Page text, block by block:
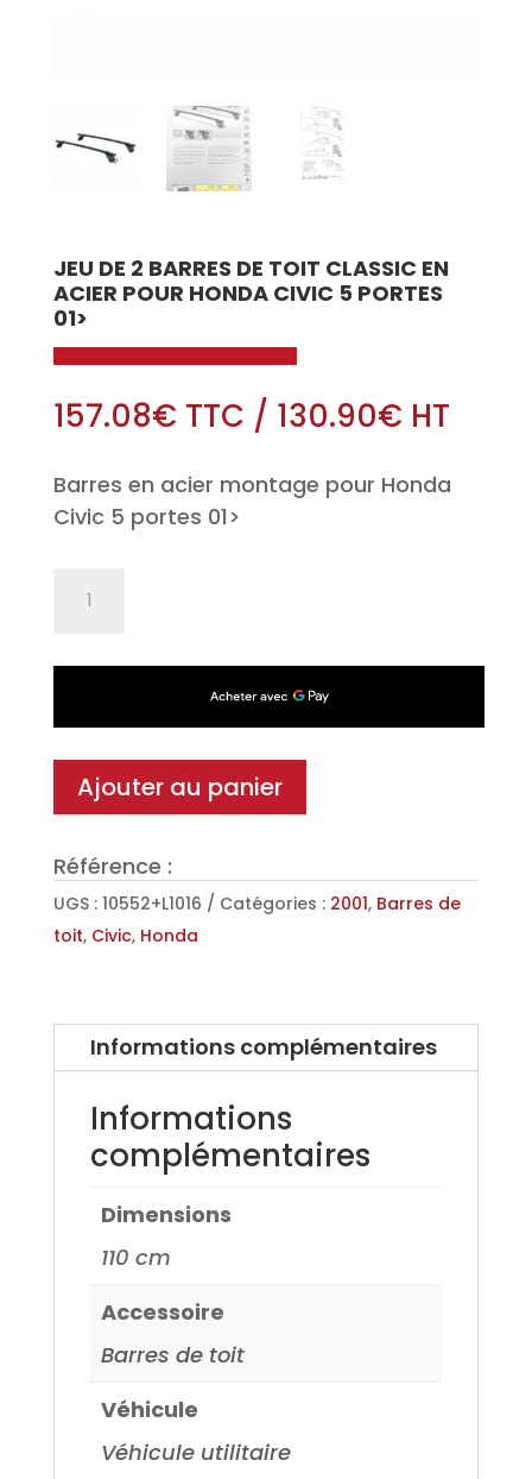
JEU DE 2 BARRES DE TOIT CLASSIC EN
ACIER POUR HONDA CIVIC 5 PORTES
01>
157.08€TTC / 130.90€HT
Barres en acier montage pour Honda
Civic 5 portes 01>
toit
en
Acier
pour
5
portes
Ajouter au panier
Référence :
UGS : 10552+L1016 Catégories : 2001, Barres de
toit, Civic, Honda
Informations complémentaires
Informations
complémentaires
Dimensions
110 cm
Accessoire
Barres de toit
Véhicule
Véhicule utilitaire